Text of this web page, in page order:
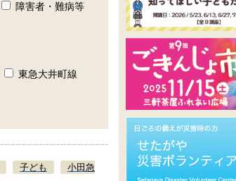
障害者・難病等
東急大井町線
子ども 小田急